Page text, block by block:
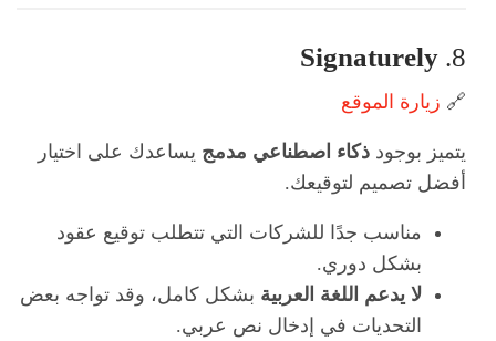
8.
Signaturely
🔗 زيارة الموقع
يتميز بوجود ذكاء اصطناعي مدمج يساعدك على اختيار
أفضل تصميم لتوقيعك.
مناسب جدًا للشركات التي تتطلب توقيع عقود
بشكل دوري.
لا يدعم اللغة العربية بشكل كامل، وقد تواجه بعض
التحديات في إدخال نص عربي.